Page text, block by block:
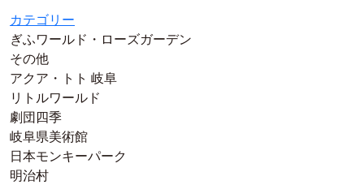
カテゴリー
ぎふワールド・ローズガーデン
その他
アクア・トト 岐阜
リトルワールド
劇団四季
岐阜県美術館
日本モンキーパーク
明治村